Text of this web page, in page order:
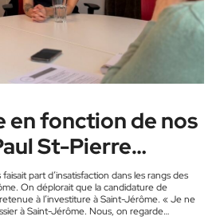
en fonction de nos
St-Pierre
part d’insatisfaction dans les rangs des
On déplorait que la candidature de
à l’investiture à Saint-Jérôme. « Je ne
à Saint-Jérôme. Nous, on regarde